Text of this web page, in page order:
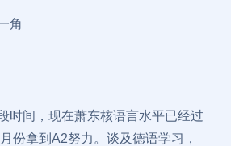
角
时间，现在萧东核语言水平已经过
份拿到A2努力。谈及德语学习，